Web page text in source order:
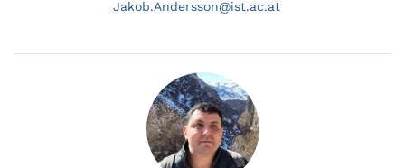
Jakob.Andersson@ist.ac.at